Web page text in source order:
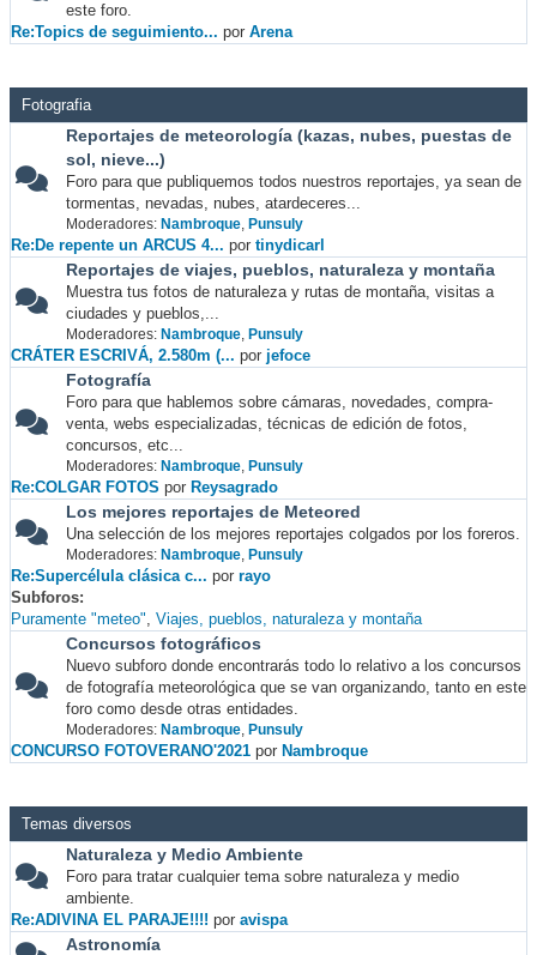
este foro.
Re:Topics de seguimiento... por Arena
Fotografia
Reportajes de meteorología (kazas, nubes, puestas de
sol, nieve...)
Foro para que publiquemos todos nuestros reportajes, ya sean de
tormentas, nevadas, nubes, atardeceres...
Moderadores: Nambroque, Punsuly
Re:De repente un ARCUS 4... por tinydicarl
Reportajes de viajes, pueblos, naturaleza y montaña
Muestra tus fotos de naturaleza y rutas de montaña, visitas a
ciudades y pueblos,...
Moderadores: Nambroque, Punsuly
CRÁTER ESCRIVÁ, 2.580m (... por jefoce
Fotografía
Foro para que hablemos sobre cámaras, novedades, compra-
venta, webs especializadas, técnicas de edición de fotos,
concursos, etc...
Moderadores: Nambroque, Punsuly
Re:COLGAR FOTOS por Reysagrado
Los mejores reportajes de Meteored
Una selección de los mejores reportajes colgados por los foreros.
Moderadores: Nambroque, Punsuly
Re:Supercélula clásica c... por rayo
Subforos
Puramente "meteo" Viajes, pueblos, naturaleza y montaña
Concursos fotográficos
Nuevo subforo donde encontrarás todo lo relativo a los concursos
de fotografía meteorológica que se van organizando, tanto en este
foro como desde otras entidades.
Moderadores: Nambroque, Punsuly
CONCURSO FOTOVERANO'2021 por Nambroque
Temas diversos
Naturaleza y Medio Ambiente
Foro para tratar cualquier tema sobre naturaleza y medio
ambiente.
Re:ADIVINA EL PARAJE!!!! por avispa
Astronomía